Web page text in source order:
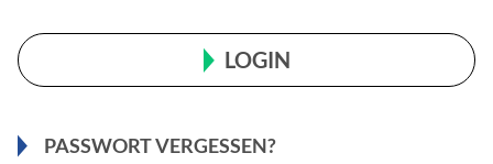
LOGIN
PASSWORT VERGESSEN?